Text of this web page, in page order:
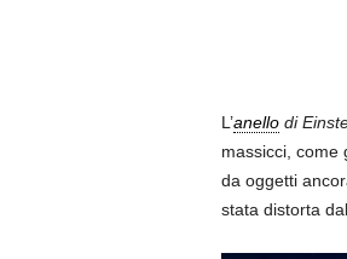
L’anellodi
massicci, come
da oggetti
stata distorta